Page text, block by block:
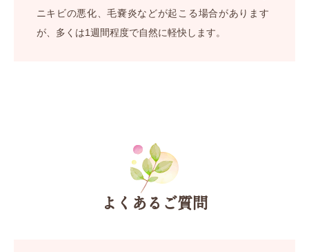
ニキビの悪化、毛嚢炎などが起こる場合があります
が、多くは1週間程度で自然に軽快します。
よくあるご質問